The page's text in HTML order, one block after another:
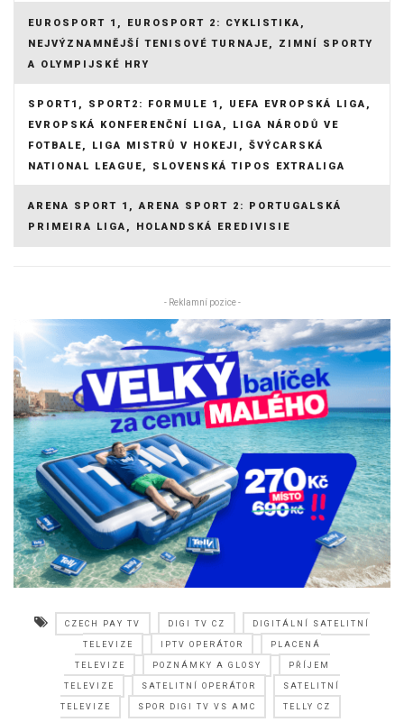
EUROSPORT 1, EUROSPORT 2: CYKLISTIKA,
NEJVÝZNAMNĚJŠÍ TENISOVÉ TURNAJE, ZIMNÍ SPORTY
A OLYMPIJSKÉ HRY
SPORT1, SPORT2: FORMULE 1, UEFA EVROPSKÁ LIGA,
EVROPSKÁ KONFERENČNÍ LIGA, LIGA NÁRODŮ VE
FOTBALE, LIGA MISTRŮ V HOKEJI, ŠVÝCARSKÁ
NATIONAL LEAGUE, SLOVENSKÁ TIPOS EXTRALIGA
ARENA SPORT 1, ARENA SPORT 2: PORTUGALSKÁ
PRIMEIRA LIGA, HOLANDSKÁ EREDIVISIE
- Reklamní pozice -
CZECH PAY TV DIGI TV CZ DIGITÁLNÍ SATELITNÍ
TELEVIZE IPTV OPERÁTOR PLACENÁ
TELEVIZE POZNÁMKY A GLOSY PŘÍJEM
TELEVIZE SATELITNÍ OPERÁTOR SATELITNÍ
TELEVIZE SPOR DIGI TV VS AMC TELLY CZ